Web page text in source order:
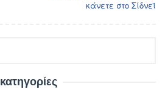
κάνετε στο Σίδνεϊ
κατηγορίες